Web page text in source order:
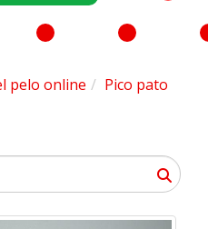
pelo online
Pico pato